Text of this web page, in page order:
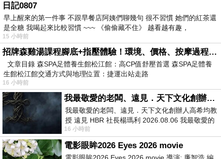
日記0807
早上醒來的第一件事 不跟早餐店阿姨們聊幾句 很不習慣 她們的紅茶還
是全糖 我喝起來比較習慣 ~~~ 《偷偷藏不住》 越看越有趣，
15 小時前
招牌森雞湯課程腳底+指壓體驗！環境、價格、按摩過程全紀錄，森SPA足體養生館松江館最新價格表
文章目錄 森SPA足體養生館松江館：高CP值舒壓首選 森SPA足體養
生館松江館交通方式與地理位置：捷運出站走路
16 小時前
我最敬愛的老闆、遠見．天下文化創辦人高希均教授
我最敬愛的老闆、遠見．天下文化創辦人高希均教
授 遠見 HBR 社長楊瑪利 2026.08.06 我最敬愛的
老闆、遠見．天下文化創辦人高希均教
16 小時前
電影眼眸2026 Eyes 2026 movie
電影眼眸2026 Eyes 2026 movie 導演: 廉智浩 編